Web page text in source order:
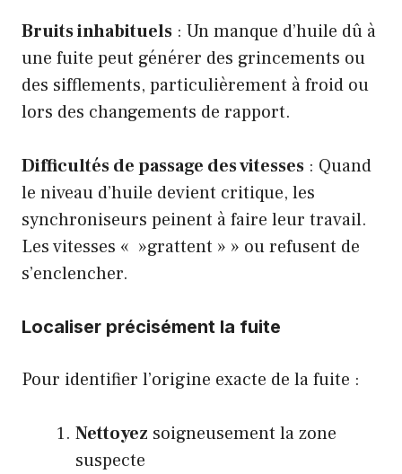
Bruits inhabituels : Un manque d’huile dû à
une fuite peut générer des grincements ou
des sifflements, particulièrement à froid ou
lors des changements de rapport.
Difficultés de passage des vitesses : Quand
le niveau d’huile devient critique, les
synchroniseurs peinent à faire leur travail.
Les vitesses « »grattent » » ou refusent de
s’enclencher.
Localiser précisément la fuite
Pour identifier l’origine exacte de la fuite :
Nettoyez soigneusement la zone
suspecte